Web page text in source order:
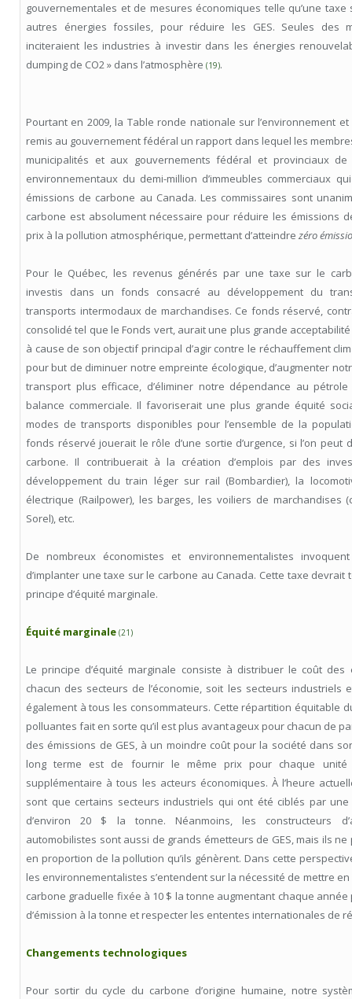
gouvernementales et de mesures économiques telle qu’une
autres énergies fossiles, pour réduire les GES. Seules des
inciteraient les industries à investir dans les énergies
dumping de CO2 » dans l’atmosphère (19).
Pourtant en 2009, la Table ronde nationale sur l’environnement et
remis au gouvernement fédéral un rapport dans lequel les
municipalités et aux gouvernements fédéral et provinciaux
environnementaux du demi-million d’immeubles commerciaux
émissions de carbone au Canada. Les commissaires sont
carbone est absolument nécessaire pour réduire les émissions
prix à la pollution atmosphérique, permettant d’atteindre zéro
Pour le Québec, les revenus générés par une taxe sur le
investis dans un fonds consacré au développement du
transports intermodaux de marchandises. Ce fonds réservé,
consolidé tel que le Fonds vert, aurait une plus grande
à cause de son objectif principal d’agir contre le réchauffement
pour but de diminuer notre empreinte écologique, d’augmenter
transport plus efficace, d’éliminer notre dépendance au
balance commerciale. Il favoriserait une plus grande équité
modes de transports disponibles pour l’ensemble de la
fonds réservé jouerait le rôle d’une sortie d’urgence, si l’on peut
carbone. Il contribuerait à la création d’emplois par des
développement du train léger sur rail (Bombardier), la
électrique (Railpower), les barges, les voiliers de marchandises
Sorel), etc.
De nombreux économistes et environnementalistes invoquent
d’implanter une taxe sur le carbone au Canada. Cette taxe
principe d’équité marginale.
Équité marginale (21)
Le principe d’équité marginale consiste à distribuer le coût des
chacun des secteurs de l’économie, soit les secteurs industriels
également à tous les consommateurs. Cette répartition équitable
polluantes fait en sorte qu’il est plus avantageux pour chacun de
des émissions de GES, à un moindre coût pour la société dans
long terme est de fournir le même prix pour chaque unité
supplémentaire à tous les acteurs économiques. À l’heure
sont que certains secteurs industriels qui ont été ciblés par
d’environ 20 $ la tonne. Néanmoins, les constructeurs
automobilistes sont aussi de grands émetteurs de GES, mais ils
en proportion de la pollution qu’ils génèrent. Dans cette
les environnementalistes s’entendent sur la nécessité de mettre
carbone graduelle fixée à 10 $ la tonne augmentant chaque
d’émission à la tonne et respecter les ententes internationales de
Changements technologiques
Pour sortir du cycle du carbone d’origine humaine, notre